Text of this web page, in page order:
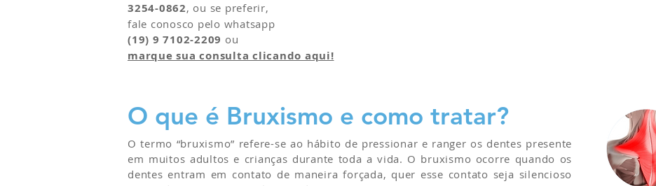
3254-0862, ou se preferir,
fale conosco pelo whatsapp
(19) 9 7102-2209 ou
marque sua consulta clicando aqui!
O que é Bruxismo e como tratar?
O termo “bruxismo” refere-se ao hábito de pressionar e ranger os dentes presente
em muitos adultos e crianças durante toda a vida. O bruxismo ocorre quando os
dentes entram em contato de maneira forçada, quer esse contato seja silencioso